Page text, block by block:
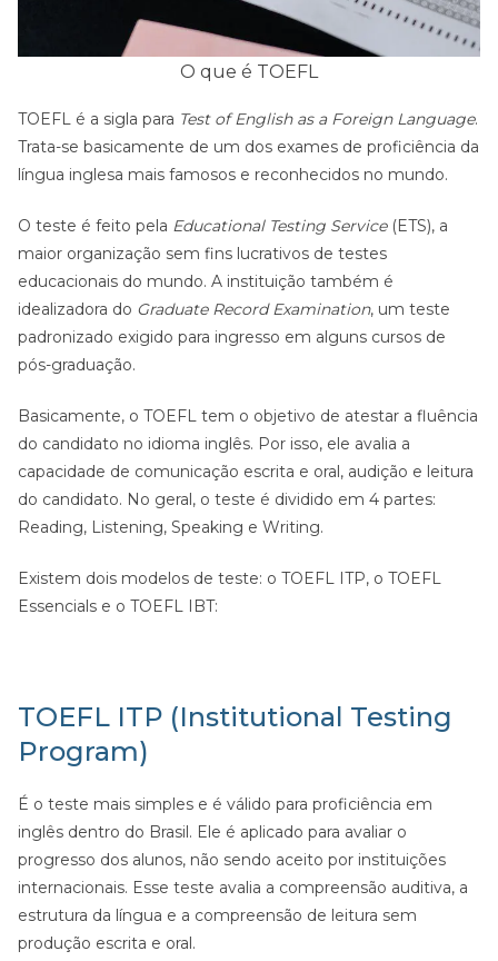
O que é TOEFL
TOEFL é a sigla para Test of English as a Foreign Language.
Trata-se basicamente de um dos exames de proficiência da
língua inglesa mais famosos e reconhecidos no mundo.
O teste é feito pela Educational Testing Service(ETS), a
maior organização sem fins lucrativos de testes
educacionais do mundo. A instituição também é
idealizadora do Graduate Record Examination, um teste
padronizado exigido para ingresso em alguns cursos de
pós-graduação.
Basicamente, o TOEFL tem o objetivo de atestar a fluência
do candidato no idioma inglês. Por isso, ele avalia a
capacidade de comunicação escrita e oral, audição e leitura
do candidato. No geral, o teste é dividido em 4 partes:
Reading, Listening, Speaking e Writing.
Existem dois modelos de teste: o TOEFL ITP, o TOEFL
Essencials e o TOEFL IBT:
TOEFL ITP (Institutional Testing
Program)
É o teste mais simples e é válido para proficiência em
inglês dentro do Brasil. Ele é aplicado para avaliar o
progresso dos alunos, não sendo aceito por instituições
internacionais. Esse teste avalia a compreensão auditiva, a
estrutura da língua e a compreensão de leitura sem
produção escrita e oral.